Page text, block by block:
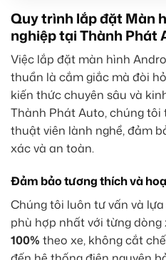
Quy trình lắp đặt Màn
nghiệp tại Thành Phát
Việc lắp đặt màn hình
thuần là cắm giắc mà đòi
kiến thức chuyên sâu và
Thành Phát Auto, chúng tôi
thuật viên lành nghề, đảm
xác và an toàn.
Đảm bảo tương thích và
Chúng tôi luôn tư vấn và
phù hợp nhất với từng dòng
100% theo xe, không cắt